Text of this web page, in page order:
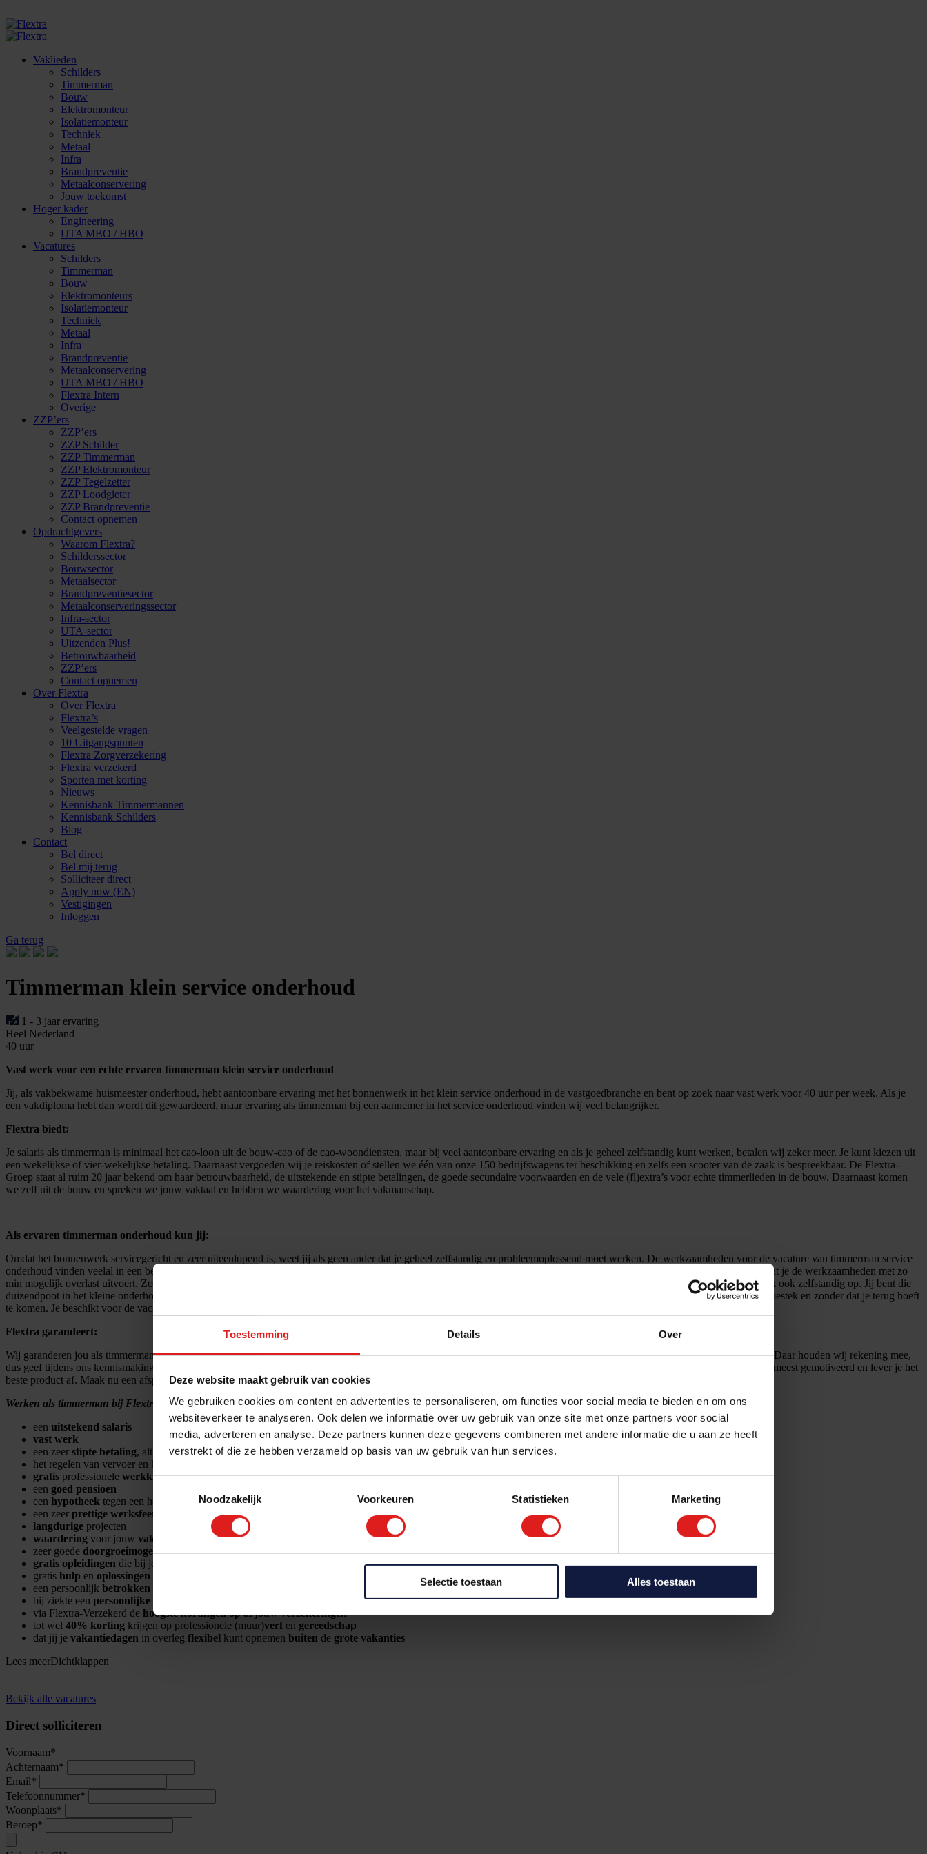
Toestemming Details Over
Deze website maakt gebruik van cookies
We gebruiken cookies om content en advertenties te personaliseren, om functies voor social media te bieden en om ons
websiteverkeer te analyseren. Ook delen we informatie over uw gebruik van onze site met onze partners voor social
media, adverteren en analyse. Deze partners kunnen deze gegevens combineren met andere informatie die u aan ze heeft
verstrekt of die ze hebben verzameld op basis van uw gebruik van hun services.
Noodzakelijk
Voorkeuren Statistieken Marketing
Selectie toestaan Alles toestaan
Vaklieden
Schilders
Timmerman
Bouw
Elektromonteur
Isolatiemonteur
Techniek
Metaal
Infra
Brandpreventie
Metaalconservering
Jouw toekomst
Hoger kader
Engineering
UTA MBO / HBO
Vacatures
Schilders
Timmerman
Bouw
Elektromonteurs
Isolatiemonteur
Techniek
Metaal
Infra
Brandpreventie
Metaalconservering
UTA MBO / HBO
Flextra Intern
Overige
ZZP’ers
ZZP’ers
ZZP Schilder
ZZP Timmerman
ZZP Elektromonteur
ZZP Tegelzetter
ZZP Loodgieter
ZZP Brandpreventie
Contact opnemen
Opdrachtgevers
Waarom Flextra?
Schilderssector
Bouwsector
Metaalsector
Brandpreventiesector
Metaalconserveringssector
Infra-sector
UTA-sector
Uitzenden Plus!
Betrouwbaarheid
ZZP’ers
Contact opnemen
Over Flextra
Over Flextra
Flextra’s
Veelgestelde vragen
10 Uitgangspunten
Flextra Zorgverzekering
Flextra verzekerd
Sporten met korting
Nieuws
Kennisbank Timmermannen
Kennisbank Schilders
Blog
Contact
Bel direct
Bel mij terug
Solliciteer direct
Apply now (EN)
Vestigingen
Inloggen
Ga terug
Timmerman klein service onderhoud
1 - 3 jaar ervaring
Heel Nederland
40 uur
Vast werk voor een échte ervaren timmerman klein service onderhoud
Jij, als vakbekwame huismeester onderhoud, hebt aantoonbare ervaring met het bonnenwerk in het klein service onderhoud in de vastgoedbranche en bent op zoek naar vast werk voor 40 uur per week. Als je
een vakdiploma hebt dan wordt dit gewaardeerd, maar ervaring als timmerman bij een aannemer in het service onderhoud vinden wij veel belangrijker.
Flextra biedt:
Je salaris als timmerman is minimaal het cao-loon uit de bouw-cao of de cao-woondiensten, maar bij veel aantoonbare ervaring en als je geheel zelfstandig kunt werken, betalen wij zeker meer. Je kunt kiezen uit
een wekelijkse of vier-wekelijkse betaling. Daarnaast vergoeden wij je reiskosten of stellen we één van onze 150 bedrijfswagens ter beschikking en zelfs een scooter van de zaak is bespreekbaar. De Flextra-
Groep staat al ruim 20 jaar bekend om haar betrouwbaarheid, de uitstekende en stipte betalingen, de goede secundaire voorwaarden en de vele (fl)extra’s voor echte timmerlieden in de bouw. Daarnaast komen
we zelf uit de bouw en spreken we jouw vaktaal en hebben we waardering voor het vakmanschap.
Als ervaren timmerman onderhoud kun jij:
Omdat het bonnenwerk servicegericht en zeer uiteenlopend is, weet jij als geen ander dat je geheel zelfstandig en probleemoplossend moet werken. De werkzaamheden voor de vacature van timmerman service
onderhoud vinden veelal in een bewoonde of bewerkte omgeving plaats, waardoor jij over goede communicatieve vaardigheden moet beschikken en er wordt van je verwacht dat je de werkzaamheden met zo
min mogelijk overlast uitvoert. Zo heb jij ervaring met de meest voorkomende kleine timmer- en loodgieterswerkzaamheden en los je een stukje klein stuc-, schilder- of tegelwerk ook zelfstandig op. Jij bent die
duizendpoot in het kleine onderhoudswerk en beschikt over de juiste skills en flexibiliteit om een klacht of probleem naar behoren op te lossen en dat binnen een acceptabel tijdsbestek en zonder dat je terug hoeft
te komen. Je beschikt voor de vacature timmerman onderhoud over een rijbewijs, zodat je op pad kunt met één van onze volledig ingerichte bedrijfswagens.
Flextra garandeert:
Wij garanderen jou als timmerman het werk wat jij prettig vindt en vlak bij jouw woonplaats. Elke timmerman heeft zo zijn voorkeuren voor een bepaald soort onderhoudswerk. Daar houden wij rekening mee,
dus geef tijdens ons kennismakingsgesprek aan wat jij het leukst vindt. Wij geven je graag het werk waar jij als onderhoudstimmerman plezier in hebt, uiteindelijk ben je dan het meest gemotiveerd en lever je het
beste product af. Maak nu een afspraak en wij doen je een niet te weigeren voorstel.
Werken als timmerman bij Flextra betekent:
een uitstekend salaris
vast werk
een zeer stipte betaling, altijd op tijd je geld
het regelen van vervoer en het
gratis professionele werkkledingenPBM’s
een goed pensioen
een hypotheek tegen een hele
lage rente
een zeer prettige werksfeer
langdurige projecten
waardering voor jouw vakmanschap
zeer goede doorgroeimogelijkheden
gratis opleidingen die bij jou passen
gratis hulp en oplossingen
een persoonlijk betrokken
bij ziekte een persoonlijke coach
professionele therapeuten
via Flextra-Verzekerd de hoogste kortingen op al jouw verzekeringen
tot wel 40% korting krijgen op professionele (muur)verf en gereedschap
dat jij je vakantiedagen in overleg flexibel kunt opnemen buiten de grote vakanties
Lees meerDichtklappen
Bekijk alle vacatures
Direct solliciteren
Voornaam*
Achternaam*
Email*
Telefoonnummer*
Woonplaats*
Beroep*